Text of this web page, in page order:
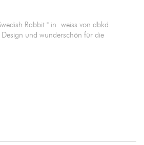
Rabbit " in weiss von dbkd.
Design und wunderschön für die